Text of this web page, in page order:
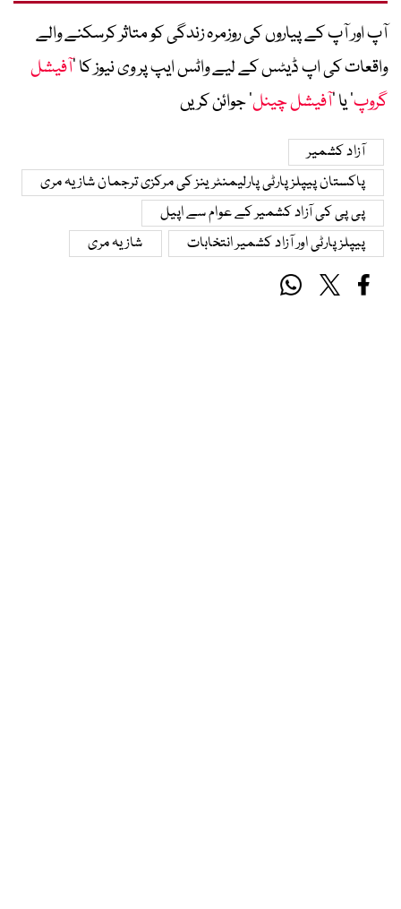
آپ اور آپ کے پیاروں کی روزمرہ زندگی کو متاثر کرسکنے والے
واقعات کی اپ ڈیٹس کے لیے واٹس ایپ پر وی نیوز کا ’آفیشل
گروپ‘ یا ’آفیشل چینل‘ جوائن کریں
آزاد کشمیر
پاکستان پیپلز پارٹی پارلیمنٹرینز کی مرکزی ترجمان شازیہ مری
پی پی کی آزاد کشمیر کے عوام سے اپیل
پیپلز پارٹی اور آزاد کشمیر انتخابات
شازیہ مری